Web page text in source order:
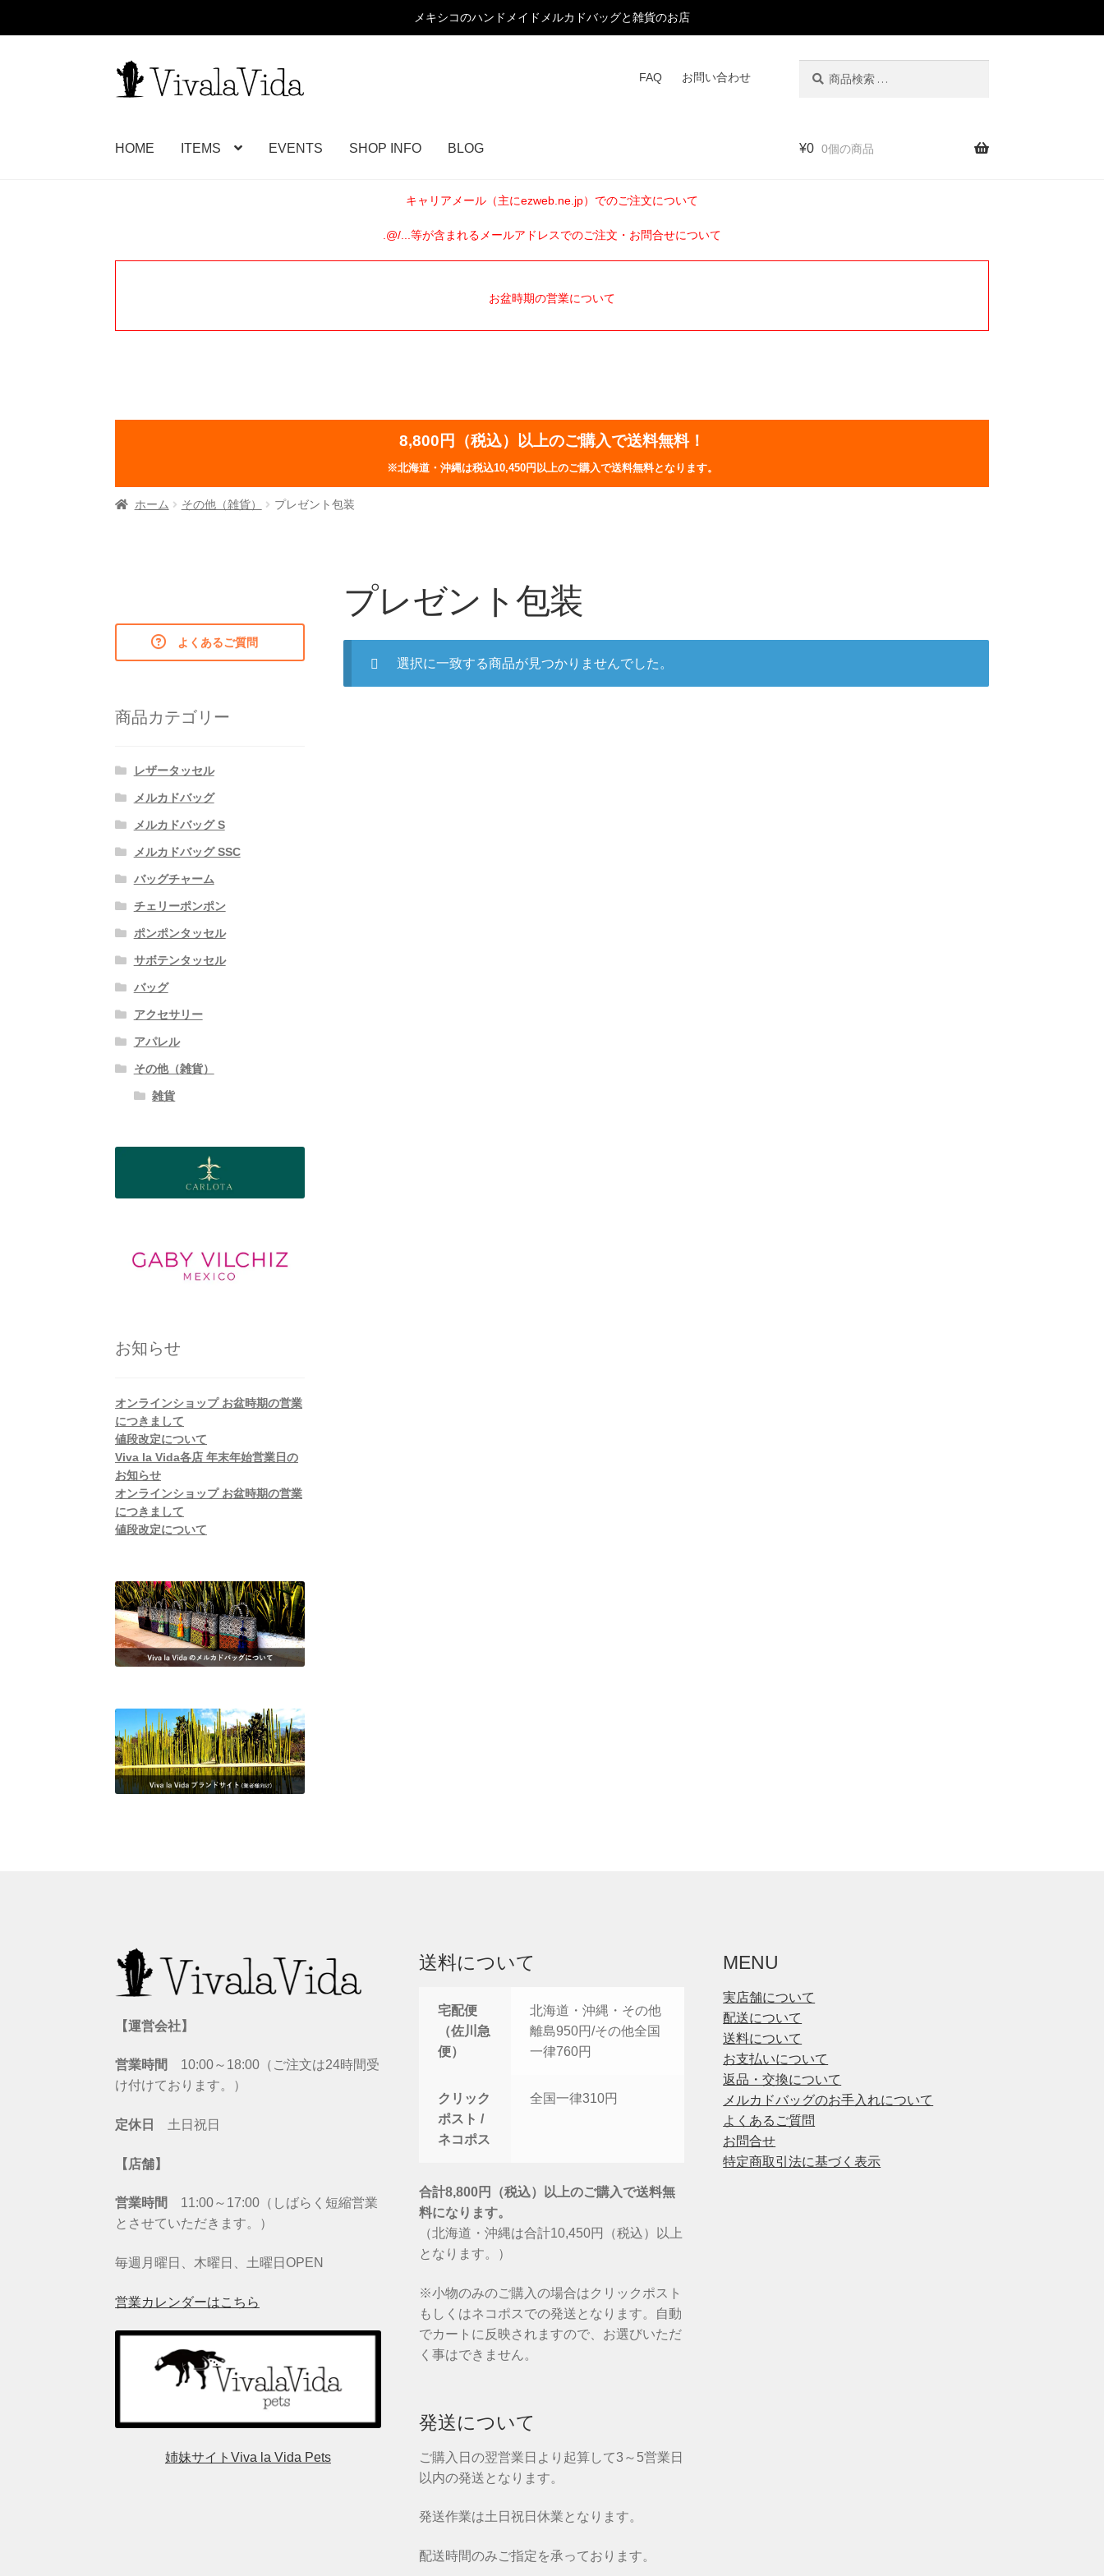
メキシコのハンドメイドメルカドバッグと雑貨のお店
ナ
ビ
シ
コ
ン
ツ
FAQ お問い合わせ
HOME ITEMS EVENTS SHOP INFO BLOG ¥0 0個の商品
キャリアメール（主にezweb.ne.jp）でのご注文について
.@/...等が含まれるメールアドレスでのご注文・お問合せについて
お盆時期の営業について
8,800円（税込）以上のご購入で送料無料！
※北海道・沖縄は税込10,450円以上のご購入で送料無料となります。
ホーム その他（雑貨） プレゼント包装
プレゼント包装
選択に一致する商品が見つかりませんでした。
よくあるご質問
商品カテゴリー
レザータッセル
メルカドバッグ
メルカドバッグ S
メルカドバッグ SSC
バッグチャーム
チェリーポンポン
ポンポンタッセル
サボテンタッセル
バッグ
アクセサリー
アパレル
その他（雑貨）
雑貨
お知らせ
オンラインショップ お盆時期の営業
につきまして
値段改定について
Viva la Vida各店 年末年始営業日の
お知らせ
オンラインショップ お盆時期の営業
につきまして
値段改定について
【運営会社】
営業時間 10:00～18:00（ご注文は24時間受
け付けております。）
定休日 土日祝日
【店舗】
営業時間 11:00～17:00（しばらく短縮営業
とさせていただきます。）
毎週月曜日、木曜日、土曜日OPEN
営業カレンダーはこちら
姉妹サイトViva la Vida Pets
送料について
宅配便
（佐川急
便）
北海道・沖縄・その他
離島950円/その他全国
一律760円
クリック
ポスト /
ネコポス
全国一律310円
合計8,800円（税込）以上のご購入で送料無
料になります。
（北海道・沖縄は合計10,450円（税込）以上
となります。）
※小物のみのご購入の場合はクリックポスト
もしくはネコポスでの発送となります。自動
でカートに反映されますので、お選びいただ
く事はできません。
発送について
ご購入日の翌営業日より起算して3～5営業日
以内の発送となります。
発送作業は土日祝日休業となります。
配送時間のみご指定を承っております。
MENU
実店舗について
配送について
送料について
お支払いについて
返品・交換について
メルカドバッグのお手入れについて
よくあるご質問
お問合せ
特定商取引法に基づく表示